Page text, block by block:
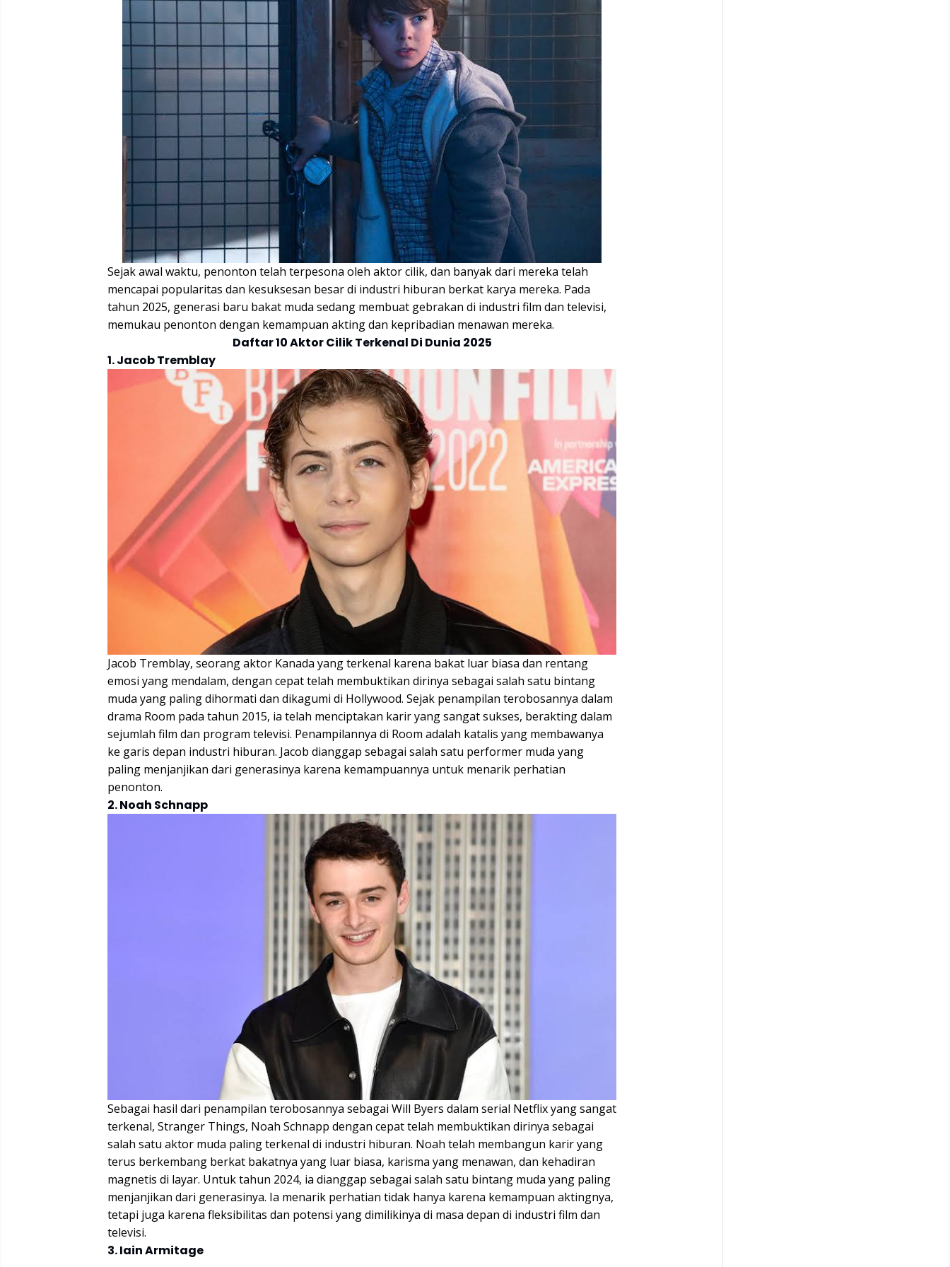
Sejak awal waktu, penonton telah terpesona oleh aktor cilik, dan banyak dari mereka telah
mencapai popularitas dan kesuksesan besar di industri hiburan berkat karya mereka. Pada
tahun 2025, generasi baru bakat muda sedang membuat gebrakan di industri film dan televisi,
memukau penonton dengan kemampuan akting dan kepribadian menawan mereka.
Daftar 10 Aktor Cilik Terkenal Di Dunia 2025
1. Jacob Tremblay
Jacob Tremblay, seorang aktor Kanada yang terkenal karena bakat luar biasa dan rentang
emosi yang mendalam, dengan cepat telah membuktikan dirinya sebagai salah satu bintang
muda yang paling dihormati dan dikagumi di Hollywood. Sejak penampilan terobosannya dalam
drama Room pada tahun 2015, ia telah menciptakan karir yang sangat sukses, berakting dalam
sejumlah film dan program televisi. Penampilannya di Room adalah katalis yang membawanya
ke garis depan industri hiburan. Jacob dianggap sebagai salah satu performer muda yang
paling menjanjikan dari generasinya karena kemampuannya untuk menarik perhatian
penonton.
2. Noah Schnapp
Sebagai hasil dari penampilan terobosannya sebagai Will Byers dalam serial Netflix yang sangat
terkenal, Stranger Things, Noah Schnapp dengan cepat telah membuktikan dirinya sebagai
salah satu aktor muda paling terkenal di industri hiburan. Noah telah membangun karir yang
terus berkembang berkat bakatnya yang luar biasa, karisma yang menawan, dan kehadiran
magnetis di layar. Untuk tahun 2024, ia dianggap sebagai salah satu bintang muda yang paling
menjanjikan dari generasinya. Ia menarik perhatian tidak hanya karena kemampuan aktingnya,
tetapi juga karena fleksibilitas dan potensi yang dimilikinya di masa depan di industri film dan
televisi.
3. Iain Armitage